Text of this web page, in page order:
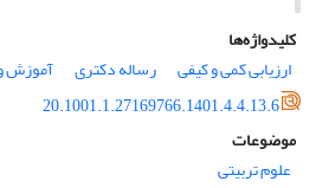
کلیدواژه‌ها
ارزیابی کمی و کیفی
رساله دکتری
آموزش
20.1001.1.27169766.1401.4.4.13.6
موضوعات
علوم تربیتی